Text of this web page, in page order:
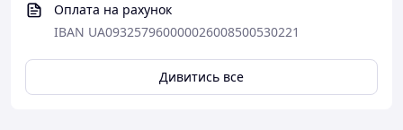
Оплата на рахунок
IBAN UA093257960000026008500530221
Дивитись все